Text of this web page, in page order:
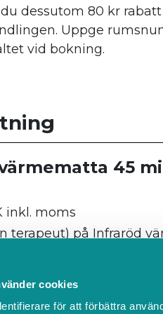
cookies
för att förbättra
dessutom 80 kr rabatt
Uppge
vid bokning.
45
inkl. moms
terapeut) på Infraröd
(ordinarie pris 120 kr).
80 kr rabatt på